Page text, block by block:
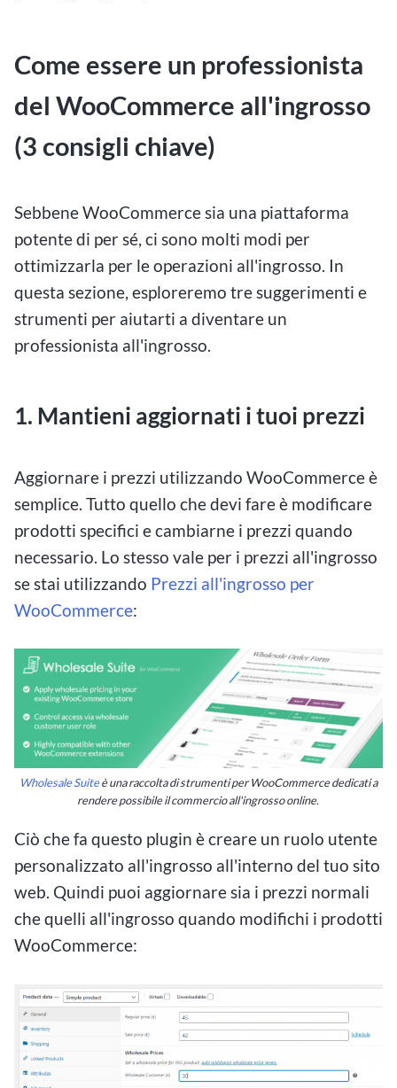
Come essere un professionista
del WooCommerce all'ingrosso
(3 consigli chiave)
Sebbene WooCommerce sia una piattaforma
potente di per sé, ci sono molti modi per
ottimizzarla per le operazioni all'ingrosso. In
questa sezione, esploreremo tre suggerimenti e
strumenti per aiutarti a diventare un
professionista all'ingrosso.
1. Mantieni aggiornati i tuoi prezzi
Aggiornare i prezzi utilizzando WooCommerce è
semplice. Tutto quello che devi fare è modificare
prodotti specifici e cambiarne i prezzi quando
necessario. Lo stesso vale per i prezzi all'ingrosso
se stai utilizzando Prezzi all'ingrosso per
WooCommerce:
Wholesale Suiteè una raccolta di strumenti per WooCommerce dedicati a
rendere possibile il commercio all'ingrosso online.
Ciò che fa questo plugin è creare un ruolo utente
personalizzato all'ingrosso all'interno del tuo sito
web. Quindi puoi aggiornare sia i prezzi normali
che quelli all'ingrosso quando modifichi i prodotti
WooCommerce: